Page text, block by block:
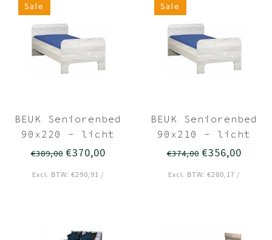
Sale
BEUK Seniorenbed
90x220 - licht
grijs - Breda
€389,00€370,00
Excl. BTW: €290,91 /
Sale
BEUK Seniorenbed
90x210 - licht
grijs - Breda
€374,00€356,00
Excl. BTW: €280,17 /